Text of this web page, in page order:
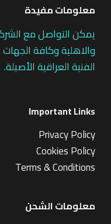
معلومات مفيدة
يمكن التواصل مع
والاهلية وكافة
الفنية العراقية الأصيلة.
Important Links
Privacy Policy
Cookies Policy
Terms & Conditions
معلومات الشحن